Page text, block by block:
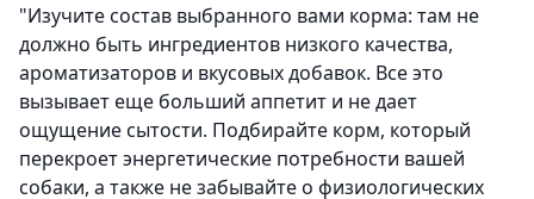
"Изучите состав выбранного вами корма: там не
должно быть ингредиентов низкого качества,
ароматизаторов и вкусовых добавок. Все это
вызывает еще больший аппетит и не дает
ощущение сытости. Подбирайте корм, который
перекроет энергетические потребности вашей
собаки, а также не забывайте о физиологических